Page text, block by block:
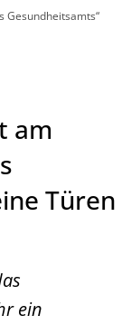
Gesundheitsamts“
am
Türen
ein